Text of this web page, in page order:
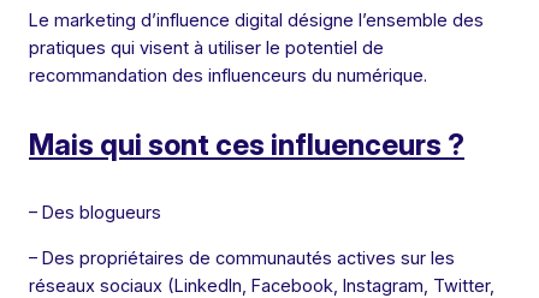
Le marketing d’influence digital désigne l’ensemble des
pratiques qui visent à utiliser le potentiel de
recommandation des influenceurs du numérique.
Mais qui sont ces influenceurs ?
– Des blogueurs
– Des propriétaires de communautés actives sur les
réseaux sociaux (LinkedIn, Facebook, Instagram, Twitter,